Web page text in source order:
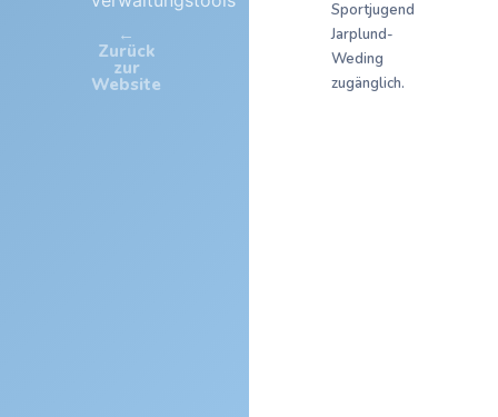
←
Zurück
zur
Website
Sportjugend
Jarplund-
Weding
zugänglich.